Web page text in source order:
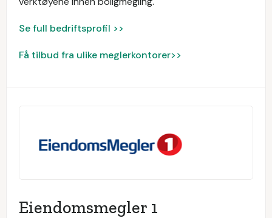
Se full bedriftsprofil >>
Få tilbud fra ulike meglerkontorer>>
Eiendomsmegler 1